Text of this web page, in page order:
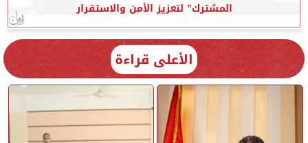
المشترك” لتعزيز الأمن والاستقرار
الأعلى قراءة